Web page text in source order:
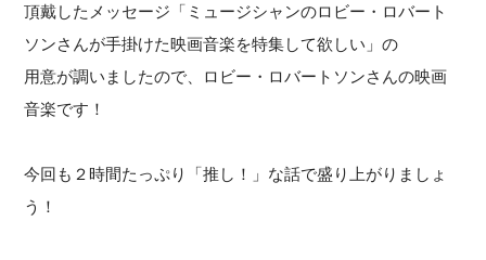
頂戴したメッセージ「ミュージシャンのロビー・ロバート
ソンさんが手掛けた映画音楽を特集して欲しい」の
用意が調いましたので、ロビー・ロバートソンさんの映画
音楽です！
今回も２時間たっぷり「推し！」な話で盛り上がりましょ
う！